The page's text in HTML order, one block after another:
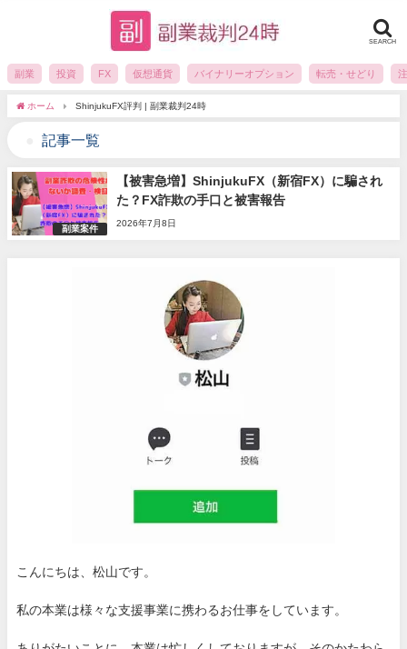
SEARCH
副業 投資 FX 仮想通貨 バイナリーオプション 転売・せどり
ホーム ShinjukuFX評判 | 副業裁判24時
記事一覧
副業案件
【被害急増】ShinjukuFX（新宿FX）に騙され
た？FX詐欺の手口と被害報告
2026年7月8日
こんにちは、松山です。
私の本業は様々な支援事業に携わるお仕事をしています。